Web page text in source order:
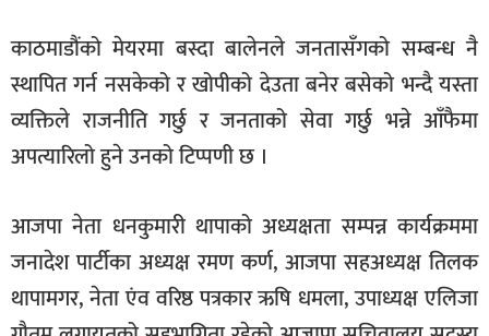
काठमाडौंको मेयरमा बस्दा बालेनले जनतासँगको सम्बन्ध नै
स्थापित गर्न नसकेको र खोपीको देउता बनेर बसेको भन्दै यस्ता
व्यक्तिले राजनीति गर्छु र जनताको सेवा गर्छु भन्ने आँफैमा
अपत्यारिलो हुने उनको टिप्पणी छ ।
आजपा नेता धनकुमारी थापाको अध्यक्षता सम्पन्न कार्यक्रममा
जनादेश पार्टीका अध्यक्ष रमण कर्ण, आजपा सहअध्यक्ष तिलक
थापामगर, नेता एंव वरिष्ठ पत्रकार ऋषि धमला, उपाध्यक्ष एलिजा